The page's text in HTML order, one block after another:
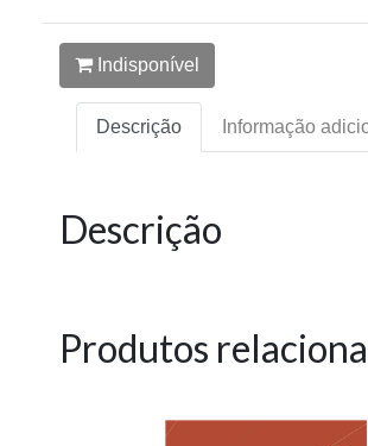
Indisponível
Descrição Informação
Descrição
Produtos